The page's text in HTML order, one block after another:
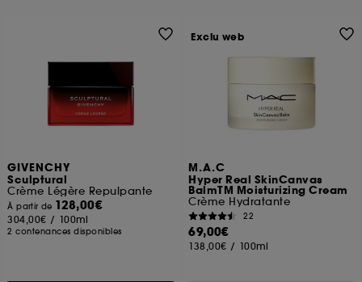
GIVENCHY
Sculptural
Crème Légère Repulpante
À partir de 128,00€
304,00€ / 100ml
2 contenances disponibles
M.A.C
Hyper Real SkinCanvas
BalmTM Moisturizing Cream
Crème Hydratante
22
69,00€
138,00€ / 100ml
Exclu web